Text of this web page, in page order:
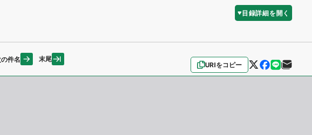
目録詳細を開く
URIをコピー
件名 末尾